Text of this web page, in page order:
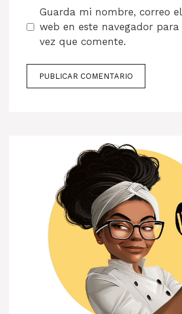
Guarda mi nombre, correo
web en este navegador
vez que comente.